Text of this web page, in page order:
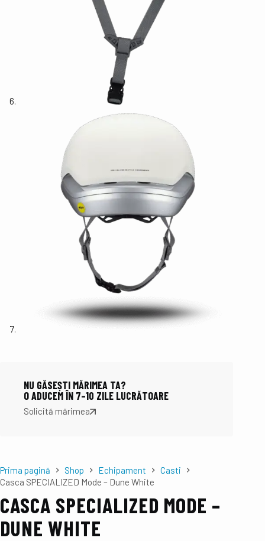
NU GĂSEȘTI MĂRIMEA TA?
O ADUCEM ÎN 7–10 ZILE LUCRĂTOARE
Solicită mărimea
Prima pagină Shop Echipament
Casti
Casca SPECIALIZED Mode – Dune White
CASCA SPECIALIZED MODE –
DUNE WHITE